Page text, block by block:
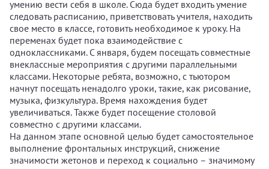
умению вести себя в школе. Сюда будет входить умение
следовать расписанию, приветствовать учителя, находить
свое место в классе, готовить необходимое к уроку. На
переменах будет пока взаимодействие с
одноклассниками. С января, будем посещать совместные
внеклассные мероприятия с другими параллельными
классами. Некоторые ребята, возможно, с тьютором
начнут посещать ненадолго уроки, такие, как рисование,
музыка, физкультура. Время нахождения будет
увеличиваться. Также будет посещение столовой
совместно с другими классами.
На данном этапе основной целью будет самостоятельное
выполнение фронтальных инструкций, снижение
значимости жетонов и переход к социально – значимому